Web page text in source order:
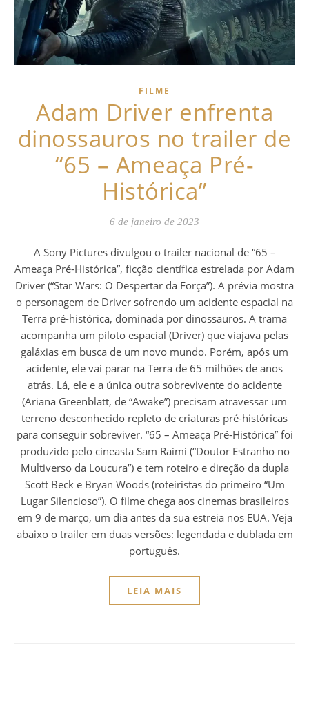
FILME
Adam Driver enfrenta
dinossauros no trailer de
“65 – Ameaça Pré-
Histórica”
6 de janeiro de 2023
A Sony Pictures divulgou o trailer nacional de “65 –
Ameaça Pré-Histórica”, ficção científica estrelada por Adam
Driver (“Star Wars: O Despertar da Força”). A prévia mostra
o personagem de Driver sofrendo um acidente espacial na
Terra pré-histórica, dominada por dinossauros. A trama
acompanha um piloto espacial (Driver) que viajava pelas
galáxias em busca de um novo mundo. Porém, após um
acidente, ele vai parar na Terra de 65 milhões de anos
atrás. Lá, ele e a única outra sobrevivente do acidente
(Ariana Greenblatt, de “Awake”) precisam atravessar um
terreno desconhecido repleto de criaturas pré-históricas
para conseguir sobreviver. “65 – Ameaça Pré-Histórica” foi
produzido pelo cineasta Sam Raimi (“Doutor Estranho no
Multiverso da Loucura”) e tem roteiro e direção da dupla
Scott Beck e Bryan Woods (roteiristas do primeiro “Um
Lugar Silencioso”). O filme chega aos cinemas brasileiros
em 9 de março, um dia antes da sua estreia nos EUA. Veja
abaixo o trailer em duas versões: legendada e dublada em
português.
LEIA MAIS